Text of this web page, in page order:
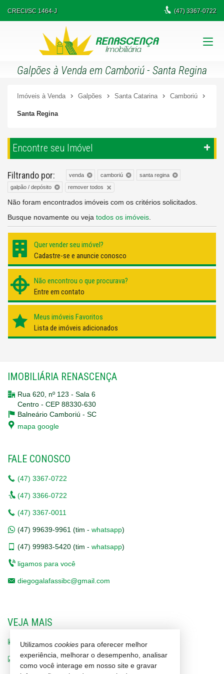
CRECI/SC 1464-J (47)3367-0722
Galpões à Venda em Camboriú - Santa Regina
Imóveis à Venda Galpões Santa Catarina Camboriú
Santa Regina
Encontre seu Imóvel
Filtrando por: venda camboriú
santa regina
galpão / depósito
remover todos
Não foram encontrados imóveis com os critérios solicitados.
Busque novamente ou veja todos os imóveis
Quer vender seu imóvel?
Cadastre-se e anuncie conosco
Não encontrou o que procurava?
Entre em contato
Meus imóveis Favoritos
Lista de imóveis adicionados
IMOBILIÁRIA RENASCENÇA
Rua 620, nº 123 - Sala 6
Centro - CEP 88330-630
Balneário Camboriú - SC
mapa google
FALE CONOSCO
(47) 3367-0722
(47) 3366-0722
(47) 3367-0011
(47) 99639-9961 (tim - whatsapp)
(47) 99983-5420 (tim - whatsapp)
ligamos para você
diegogalafassibc@gmail.com
VEJA MAIS
receba nosso newsletter
indicadores financeiros
Utilizamos cookies para oferecer melhor
experiência, melhorar o desempenho, analisar
como você interage em nosso site e gravar